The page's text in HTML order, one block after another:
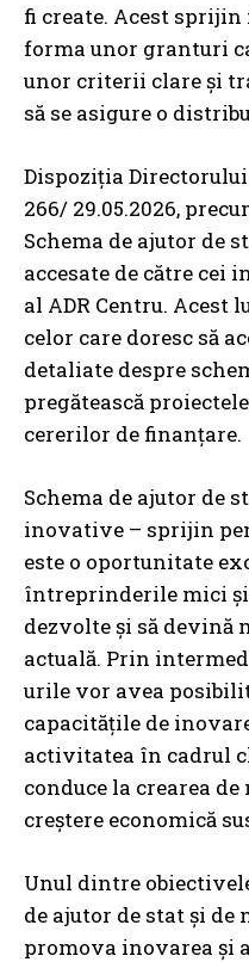
fi create. Acest
forma unor granturi
unor criterii clare și
să se asigure o
Dispoziția Directorului
266/ 29.05.2026,
Schema de ajutor de
accesate de către cei
al ADR Centru. Acest
celor care doresc să
detaliate despre
pregătească
cererilor de finanțare.
Schema de ajutor de
inovative – sprijin
este o oportunitate
întreprinderile mici
dezvolte și să devină
actuală. Prin
urile vor avea
capacitățile de
activitatea în cadrul
conduce la crearea
creștere economică
Unul dintre
de ajutor de stat și de
promova inovarea și